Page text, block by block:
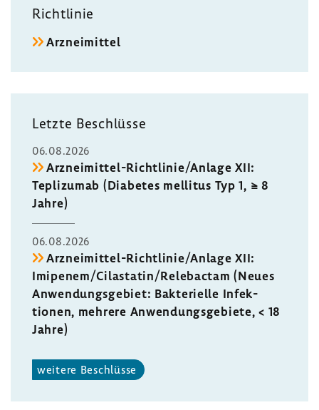
tung
be­
tende
he­
bei
neuen
Arznei­
mit­
teln
Richt­linie
Arznei­mittel
Letzte Beschlüsse
06.08.2026
Arzneimittel-​Richtlinie/Anlage XII:
Tepli­zumab (Diabetes mellitus Typ 1, ≥ 8
Jahre)
06.08.2026
Arzneimittel-​Richtlinie/Anlage XII:
Imipenem/Cila­s­tatin/Rele­bactam (Neues
Anwen­dungs­ge­biet: Bakte­ri­elle Infek­
tionen, mehrere Anwen­dungs­ge­biete, < 18
Jahre)
weitere Beschlüsse